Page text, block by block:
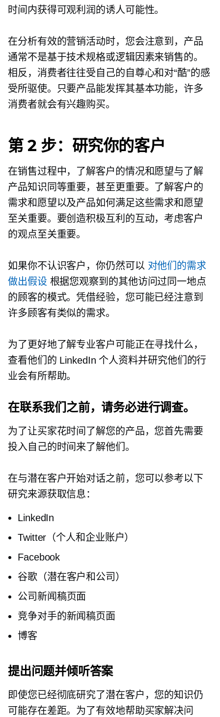
时间内获得可观利润的诱人可能性。
在分析有效的营销活动时，您会注意到，产品
通常不是基于技术规格或逻辑因素来销售的。
相反，消费者往往受自己的自尊心和对“酷”的感
受所驱使。只要产品能发挥其基本功能，许多
消费者就会有兴趣购买。
第 2 步：研究你的客户
在销售过程中，了解客户的情况和愿望与了解
产品知识同等重要，甚至更重要。了解客户的
需求和愿望以及产品如何满足这些需求和愿望
至关重要。要创造积极互利的互动，考虑客户
的观点至关重要。
如果你不认识客户，你仍然可以 对他们的需求
做出假设 根据您观察到的其他访问过同一地点
的顾客的模式。凭借经验，您可能已经注意到
许多顾客有类似的需求。
为了更好地了解专业客户可能正在寻找什么，
查看他们的 LinkedIn 个人资料并研究他们的行
业会有所帮助。
在联系我们之前，请务必进行调查。
为了让买家花时间了解您的产品，您首先需要
投入自己的时间来了解他们。
在与潜在客户开始对话之前，您可以参考以下
研究来源获取信息：
LinkedIn
Twitter（个人和企业账户）
Facebook
谷歌（潜在客户和公司）
公司新闻稿页面
竞争对手的新闻稿页面
博客
提出问题并倾听答案
即使您已经彻底研究了潜在客户，您的知识仍
可能存在差距。为了有效地帮助买家解决问